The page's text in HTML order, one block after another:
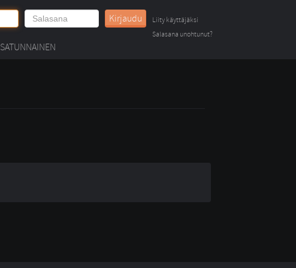
Kirjaudu
Liity käyttäjäksi
Salasana unohtunut?
SATUNNAINEN